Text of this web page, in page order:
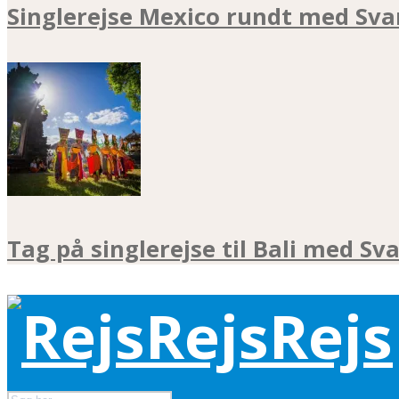
Singlerejse Mexico rundt med
Tag på singlerejse til Bali med